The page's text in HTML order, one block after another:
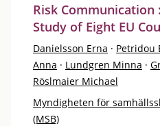
Risk Communication
Study of Eight EU
Danielsson Erna · Petridou
Anna · Lundgren Minna ·
Röslmaier Michael
Myndigheten för
(MSB)